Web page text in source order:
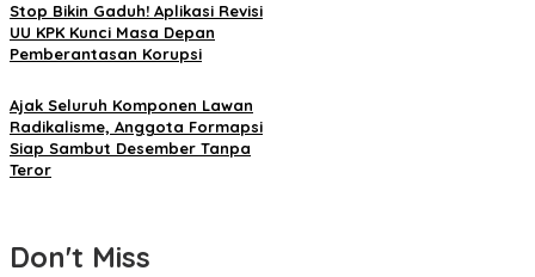
Stop Bikin Gaduh! Aplikasi Revisi
UU KPK Kunci Masa Depan
Pemberantasan Korupsi
Ajak Seluruh Komponen Lawan
Radikalisme, Anggota Formapsi
Siap Sambut Desember Tanpa
Teror
Don't Miss